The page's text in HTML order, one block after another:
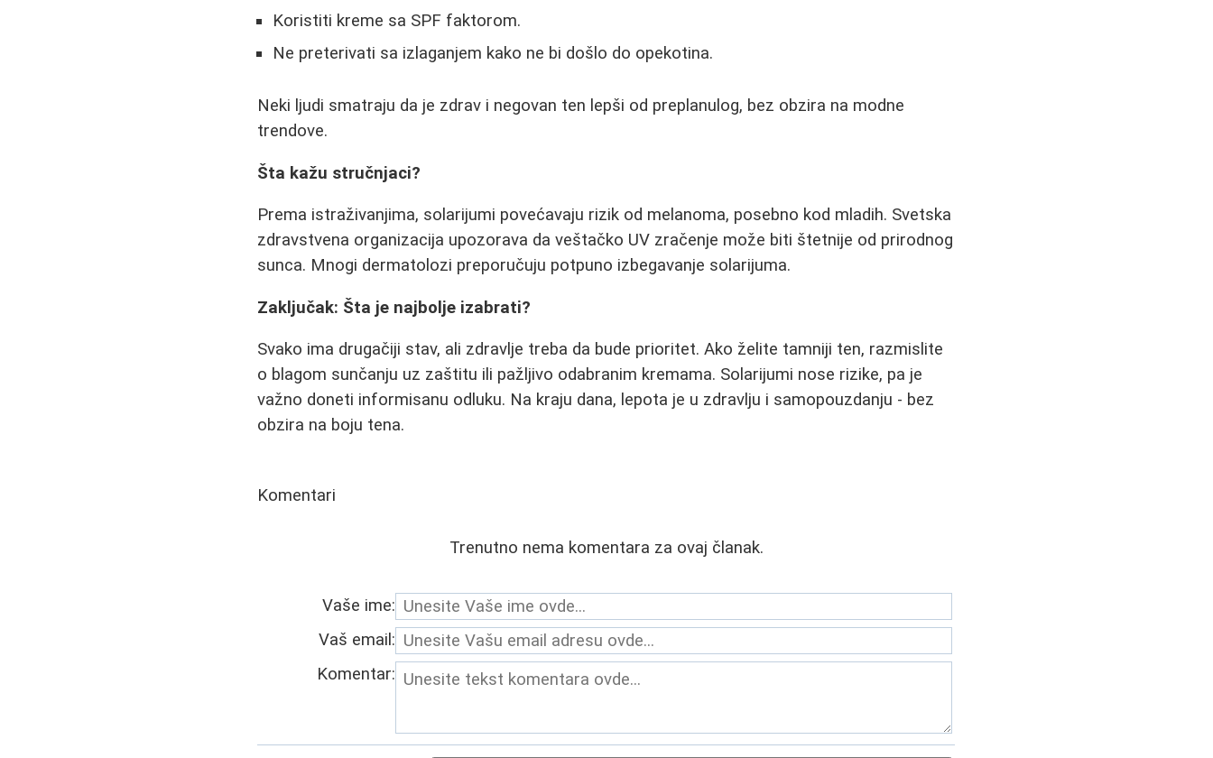
Koristiti kreme sa SPF faktorom.
Ne preterivati sa izlaganjem kako ne bi došlo do opekotina.
Neki ljudi smatraju da je zdrav i negovan ten lepši od preplanulog, bez obzira na modne
trendove.
Šta kažu stručnjaci?
Prema istraživanjima, solarijumi povećavaju rizik od melanoma, posebno kod mladih. Svetska
zdravstvena organizacija upozorava da veštačko UV zračenje može biti štetnije od prirodnog
sunca. Mnogi dermatolozi preporučuju potpuno izbegavanje solarijuma.
Zaključak: Šta je najbolje izabrati?
Svako ima drugačiji stav, ali zdravlje treba da bude prioritet. Ako želite tamniji ten, razmislite
o blagom sunčanju uz zaštitu ili pažljivo odabranim kremama. Solarijumi nose rizike, pa je
važno doneti informisanu odluku. Na kraju dana, lepota je u zdravlju i samopouzdanju - bez
obzira na boju tena.
Komentari
Trenutno nema komentara za ovaj članak.
Vaše ime:
Vaš email:
Komentar: